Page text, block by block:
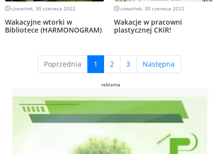
czwartek, 30 czerwca 2022
Wakacyjne wtorki w
Bibliotece (HARMONOGRAM)
czwartek, 30 czerwca 2022
Wakacje w pracowni
plastycznej CKiR!
Poprzednia 1 (current)
2 3 Następna
reklama